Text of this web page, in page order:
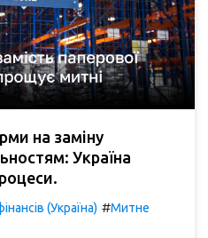
на заміну
Україна
(Україна) #Митне